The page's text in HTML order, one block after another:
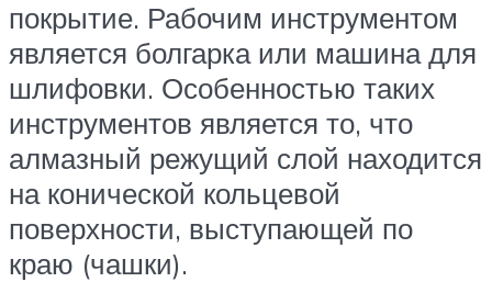
покрытие. Рабочим инструментом
является болгарка или машина для
шлифовки. Особенностью таких
инструментов является то, что
алмазный режущий слой находится
на конической кольцевой
поверхности, выступающей по
краю (чашки).